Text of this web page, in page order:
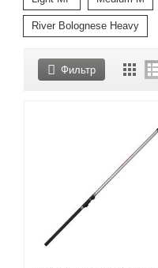
River Bolognese Heavy
Фильтр